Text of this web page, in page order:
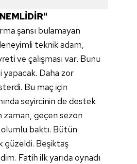
şansı bulamayan
teknik adam,
ve çalışması var. Bunu
yapacak. Daha zor
Bu maç için
seyircinin de destek
zaman, geçen sezon
baktı. Bütün
güzeldi. Beşiktaş
Fatih ilk yarıda oynadı